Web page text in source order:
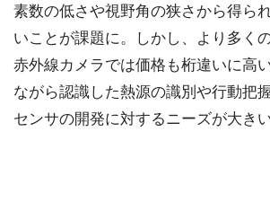
素数の低さや視野角の狭さから得ら
いことが課題に。しかし、より多く
赤外線カメラでは価格も桁違いに高
ながら認識した熱源の識別や行動把
センサの開発に対するニーズが大きい